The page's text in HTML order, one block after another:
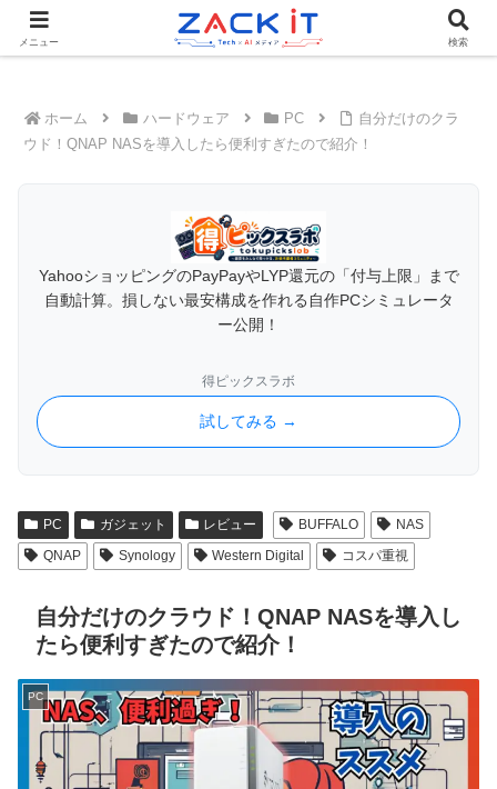
Tech×AIメディア『ZACK IT - 未来をもっと身近に』
ホーム ハードウェア PC
自分だけのクラ
ウド！QNAP NASを導入したら便利すぎたので紹介！
YahooショッピングのPayPayやLYP還元の「付与上限」まで
自動計算。損しない最安構成を作れる自作PCシミュレータ
ー公開！
得ピックスラボ
試してみる →
PC ガジェット レビュー BUFFALO
NAS
QNAP
Synology Western Digital コスパ重視
自分だけのクラウド！QNAP NASを導入し
たら便利すぎたので紹介！
PC
メニュー 検索